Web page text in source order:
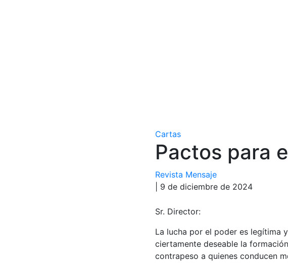
Cartas
Pactos para
Revista Mensaje
| 9 de diciembre de 2024
Sr. Director:
La lucha por el poder es legítima
ciertamente deseable la
contrapeso a quienes conducen